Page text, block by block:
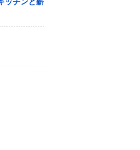
ッチンと薪